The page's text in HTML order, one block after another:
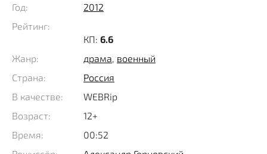
полностью ослеп. Осознав, что его бойцы уже далеко,
он нащупывает наган, надеясь застрелиться, но не
попадать в плен. Однако его вовремя успевает
притащившая на себе раненого и спрятавшая в
заброшенном блиндаже.
В ее дом попал снаряд и, похоронив всех своих
начинает выхаживать раненого и через короткое
Год:
2012
Рейтинг:
КП: 6.6
Жанр:
драма военный
Страна:
Россия
В качестве:
WEBRip
Возраст:
12+
Время:
00:52